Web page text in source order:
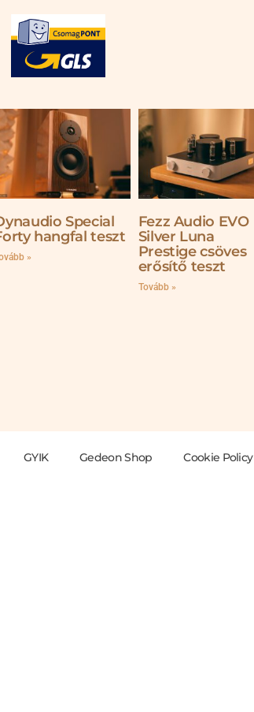
Special
hangfal teszt
»
Fezz Audio EVO
Silver Luna
Prestige csöves
erősítő teszt
Tovább »
GYIK Gedeon Shop Cookie Policy